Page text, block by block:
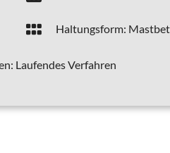
Haltungsform:
Laufendes Verfahren